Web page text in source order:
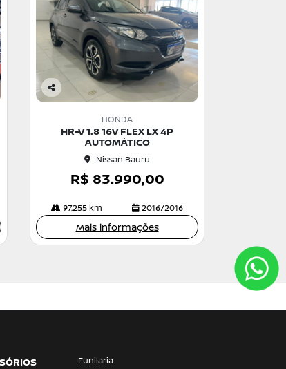
Co
HONDA
HR-V 1.8 16V FLEX LX 4P
AUTOMÁTICO
Nissan Bauru
R$ 83.990,00
97.255 km 2016/2016
Mais informações
Funilaria